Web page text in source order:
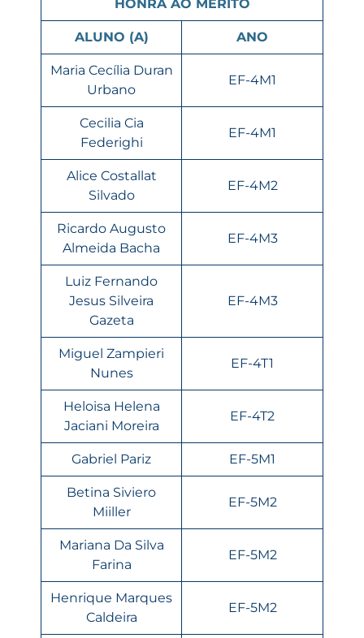
HONRA AO MÉRITO
ALUNO (A) ANO
Maria Cecília Duran
Urbano
EF-4M1
Cecilia Cia
Federighi
EF-4M1
Alice Costallat
Silvado
EF-4M2
Ricardo Augusto
Almeida Bacha
EF-4M3
Luiz Fernando
Jesus Silveira
Gazeta
EF-4M3
Miguel Zampieri
Nunes
EF-4T1
Heloisa Helena
Jaciani Moreira
EF-4T2
Gabriel Pariz EF-5M1
Betina Siviero
Miiller
EF-5M2
Mariana Da Silva
Farina
EF-5M2
Henrique Marques
Caldeira
EF-5M2